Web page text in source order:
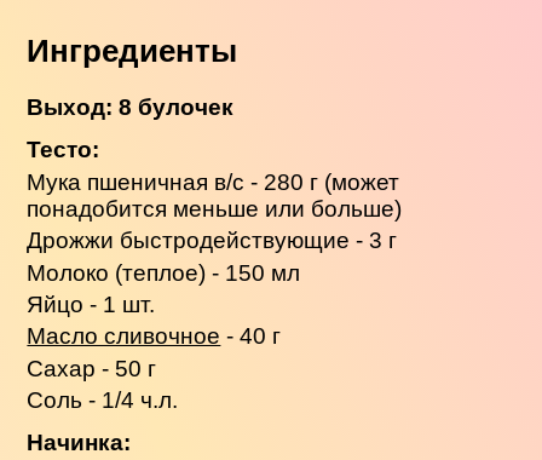
Ингредиенты
Выход: 8 булочек
Тесто:
Мука пшеничная в/c - 280 г (может
понадобится меньше или больше)
Дрожжи быстродействующие - 3 г
Молоко (теплое) - 150 мл
Яйцо - 1 шт.
Масло сливочное - 40 г
Сахар - 50 г
Соль - 1/4 ч.л.
Начинка: